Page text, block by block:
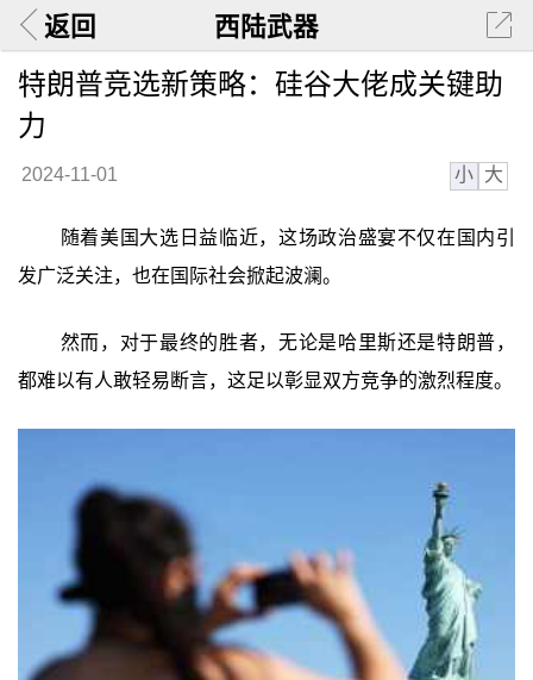
返回 西陆武器
特朗普竞选新策略：硅谷大佬成关键助
力
2024-11-01 小 大
随着美国大选日益临近，这场政治盛宴不仅在国内引
发广泛关注，也在国际社会掀起波澜。
然而，对于最终的胜者，无论是哈里斯还是特朗普，
都难以有人敢轻易断言，这足以彰显双方竞争的激烈程度。